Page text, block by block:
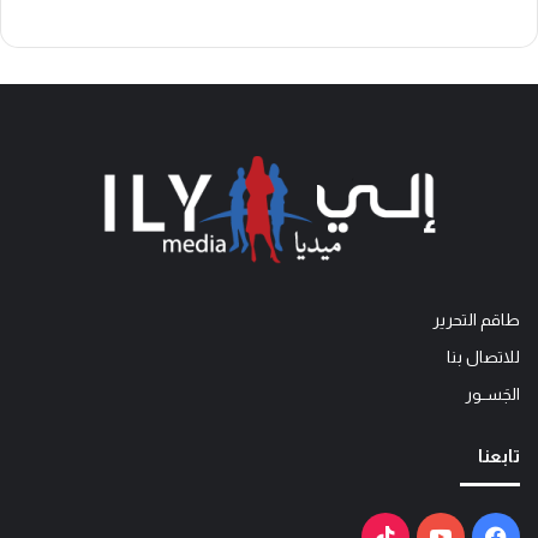
طاقم التحرير
للاتصال بنا
الجَســور
تابعنا